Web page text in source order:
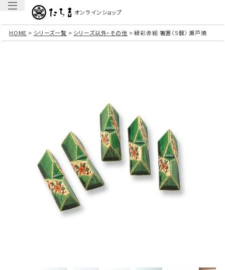
オンラインショップ
HOME シリーズ一覧 シリーズ以外・その他 緑彩赤絵 箸置〈5個〉 瀬戸焼